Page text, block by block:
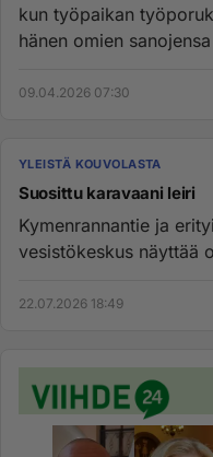
kun työpaikan
hänen omien
09.04.2026 07:30
YLEISTÄ KOUVOLASTA
Suosittu karavaani leiri
Kymenrannantie ja
vesistökeskus näyttää
22.07.2026 18:49